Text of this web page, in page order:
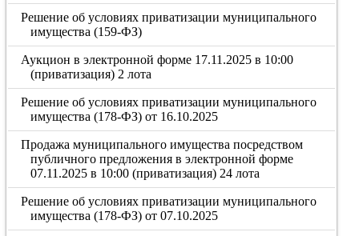
Решение об условиях приватизации муниципального
имущества (159-ФЗ)
Аукцион в электронной форме 17.11.2025 в 10:00
(приватизация) 2 лота
Решение об условиях приватизации муниципального
имущества (178-ФЗ) от 16.10.2025
Продажа муниципального имущества посредством
публичного предложения в электронной форме
07.11.2025 в 10:00 (приватизация) 24 лота
Решение об условиях приватизации муниципального
имущества (178-ФЗ) от 07.10.2025